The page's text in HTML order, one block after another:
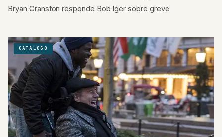
Bryan Cranston responde Bob Iger sobre greve
CATÁLOGO